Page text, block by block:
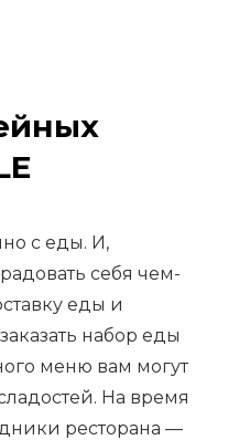
с еды. И,
себя чем-
еды и
набор еды
меню вам могут
На время
ресторана —